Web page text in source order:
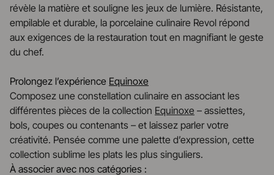
révèle la matière et souligne les jeux de lumière. Résistante,
empilable et durable, la porcelaine culinaire Revol répond
aux exigences de la restauration tout en magnifiant le geste
du chef.
Prolongez l’expérience Equinoxe
Composez une constellation culinaire en associant les
différentes pièces de la collection Equinoxe – assiettes,
bols, coupes ou contenants – et laissez parler votre
créativité. Pensée comme une palette d’expression, cette
collection sublime les plats les plus singuliers.
À associer avec nos catégories :